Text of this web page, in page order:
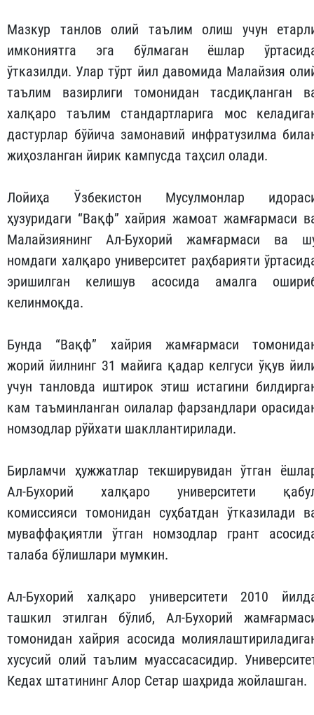
Мазкур танлов олий таълим олиш учун
имкониятга эга бўлмаган ёшлар
ўтказилди. Улар тўрт йил давомида Малайзия
таълим вазирлиги томонидан тасдиқланган
халқаро таълим стандартларига мос
дастурлар бўйича замонавий инфратузилма
жиҳозланган йирик кампусда таҳсил олади.
Лойиҳа Ўзбекистон Мусулмонлар
ҳузуридаги “Вақф” хайрия жамоат жамғармаси
Малайзиянинг Ал-Бухорий жамғармаси ва
номдаги халқаро университет раҳбарияти
эришилган келишув асосида амалга
келинмоқда.
Бунда “Вақф” хайрия жамғармаси
жорий йилнинг 31 майига қадар келгуси ўқув
учун танловда иштирок этиш истагини
кам таъминланган оилалар фарзандлари
номзодлар рўйхати шакллантирилади.
Бирламчи ҳужжатлар текширувидан ўтган
Ал-Бухорий халқаро университети
комиссияси томонидан суҳбатдан ўтказилади
муваффақиятли ўтган номзодлар грант
талаба бўлишлари мумкин.
Ал-Бухорий халқаро университети 2010
ташкил этилган бўлиб, Ал-Бухорий
томонидан хайрия асосида
хусусий олий таълим муассасасидир.
Кедах штатининг Алор Сетар шаҳрида жойлашган.